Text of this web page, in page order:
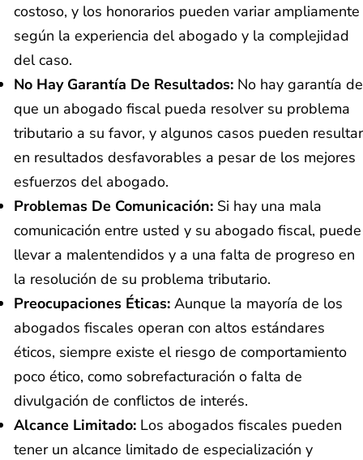
costoso, y los honorarios pueden variar ampliamente
según la experiencia del abogado y la complejidad
del caso.
No Hay Garantía De Resultados: No hay garantía de
que un abogado fiscal pueda resolver su problema
tributario a su favor, y algunos casos pueden resultar
en resultados desfavorables a pesar de los mejores
esfuerzos del abogado.
Problemas De Comunicación: Si hay una mala
comunicación entre usted y su abogado fiscal, puede
llevar a malentendidos y a una falta de progreso en
la resolución de su problema tributario.
Preocupaciones Éticas: Aunque la mayoría de los
abogados fiscales operan con altos estándares
éticos, siempre existe el riesgo de comportamiento
poco ético, como sobrefacturación o falta de
divulgación de conflictos de interés.
Alcance Limitado: Los abogados fiscales pueden
tener un alcance limitado de especialización y